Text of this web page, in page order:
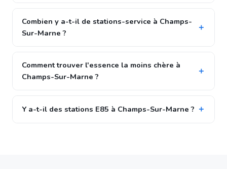
Combien y a-t-il de stations-service à Champs-
Sur-Marne ?
Comment trouver l'essence la moins chère à
Champs-Sur-Marne ?
Y a-t-il des stations E85 à Champs-Sur-Marne ?